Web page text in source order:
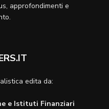
approfondimenti e
edita da:
e Istituti Finanziari